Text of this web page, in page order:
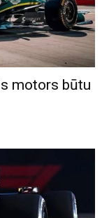
motors būtu